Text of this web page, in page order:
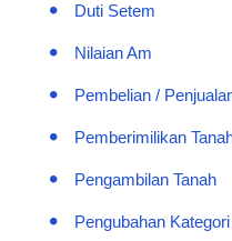
Duti Setem
Nilaian Am
Pembelian /
Pemberimilikan
Pengambilan Tanah
Pengubahan